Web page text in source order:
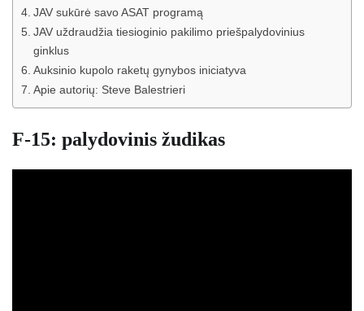
JAV sukūrė savo ASAT programą
JAV uždraudžia tiesioginio pakilimo priešpalydovinius
ginklus
Auksinio kupolo raketų gynybos iniciatyva
Apie autorių: Steve Balestrieri
F-15: palydovinis žudikas